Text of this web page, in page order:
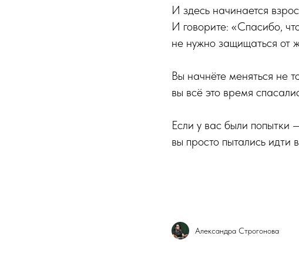
И здесь начинается
И говорите: «Спасибо,
не нужно защищаться от
Вы начнёте меняться не
вы всё это время
Если у вас были
вы просто пытались идти
Александра Строгонова